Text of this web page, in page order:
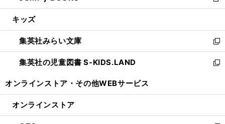
開
ウ
開
く
ン
ウ
で
開
く
ウ
ン
ド
ウ
で
し
ウ
ィ
ン
ド
開
キッズ
集英社みらい文庫
新
し
い
ン
ウ
集英社の児童図書 S-KIDS.LAND
新
ウ
ン
オンラインストア・ その他WEBサービス
オンラインストア